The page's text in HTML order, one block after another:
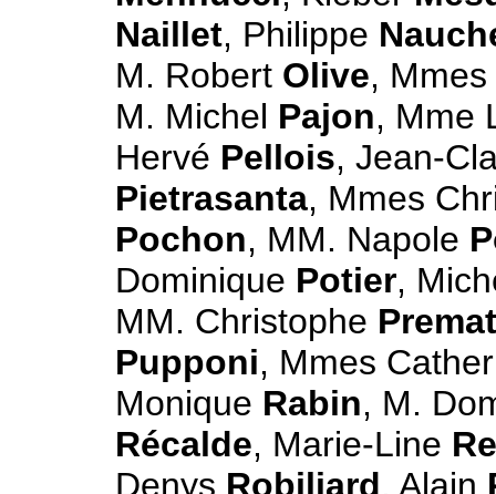
Naillet, Philippe
M. Robert Olive,
M. Michel Pajon, Mme
Hervé Pellois, Jean-
Pietrasanta, Mmes
Pochon, MM. Napole
Dominique Potier,
MM. Christophe Premat
Pupponi, Mmes
Monique Rabin, M.
Récalde, Marie-Line
Denys Robiliard, Alain